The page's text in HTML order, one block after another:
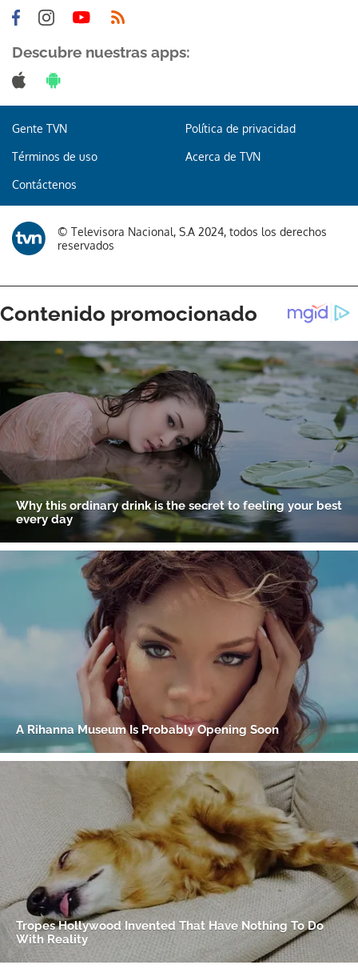
Gracias por suscribirte a nuestro boletín.
Descubre nuestras apps:
Gente TVN Política de privacidad
Términos de uso Acerca de TVN
Contáctenos
© Televisora Nacional, S.A 2024, todos los derechos
reservados